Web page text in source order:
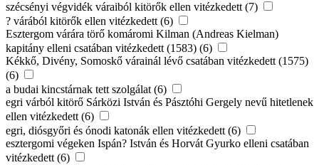
szécsényi végvidék váraiból kitörők ellen vitézkedett (7)
? várából kitörők ellen vitézkedett (6)
Esztergom várára törő komáromi Kilman (Andreas Kielman)
kapitány elleni csatában vitézkedett (1583) (6)
Kékkő, Divény, Somoskő várainál lévő csatában vitézkedett (1575)
(6)
a budai kincstárnak tett szolgálat (6)
egri várból kitörő Sárközi István és Pásztóhi Gergely nevű hitetlenek
ellen vitézkedett (6)
egri, diósgyőri és ónodi katonák ellen vitézkedett (6)
esztergomi végeken Ispán? István és Horvát Gyurko elleni csatában
vitézkedett (6)